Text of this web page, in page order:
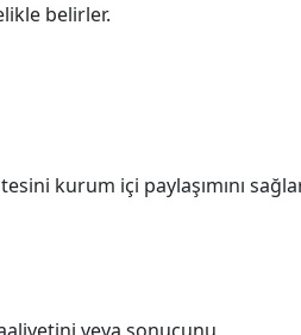
belirler.
kurum içi paylaşımını